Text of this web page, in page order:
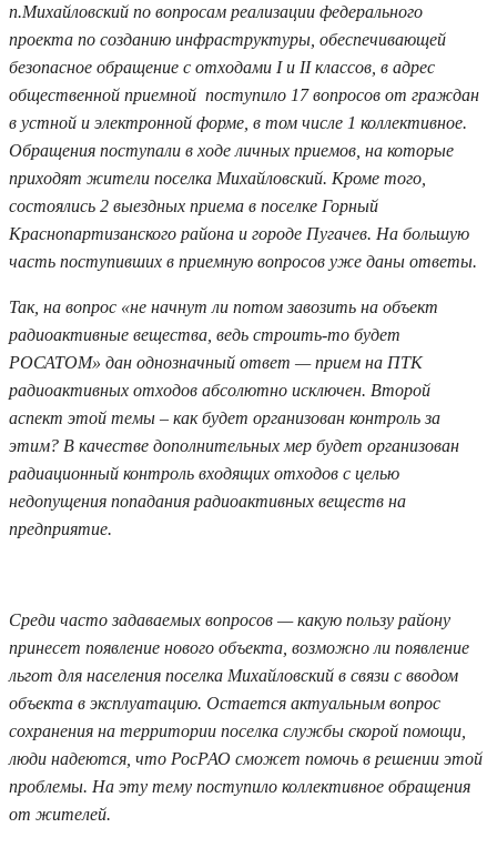
п.Михайловский по вопросам реализации федерального
проекта по созданию инфраструктуры, обеспечивающей
безопасное обращение с отходами I и II классов, в адрес
общественной приемной поступило 17 вопросов от граждан
в устной и электронной форме, в том числе 1 коллективное.
Обращения поступали в ходе личных приемов, на которые
приходят жители поселка Михайловский. Кроме того,
состоялись 2 выездных приема в поселке Горный
Краснопартизанского района и городе Пугачев. На большую
часть поступивших в приемную вопросов уже даны ответы.
Так, на вопрос «не начнут ли потом завозить на объект
радиоактивные вещества, ведь строить-то будет
РОСАТОМ» дан однозначный ответ — прием на ПТК
радиоактивных отходов абсолютно исключен. Второй
аспект этой темы – как будет организован контроль за
этим? В качестве дополнительных мер будет организован
радиационный контроль входящих отходов с целью
недопущения попадания радиоактивных веществ на
предприятие.
Среди часто задаваемых вопросов — какую пользу району
принесет появление нового объекта, возможно ли появление
льгот для населения поселка Михайловский в связи с вводом
объекта в эксплуатацию. Остается актуальным вопрос
сохранения на территории поселка службы скорой помощи,
люди надеются, что РосРАО сможет помочь в решении этой
проблемы. На эту тему поступило коллективное обращения
от жителей.